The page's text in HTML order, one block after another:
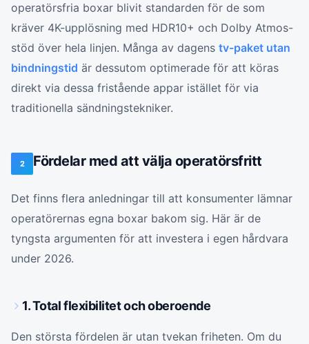
operatörsfria boxar blivit standarden för de som
kräver 4K-upplösning med HDR10+ och Dolby Atmos-
stöd över hela linjen. Många av dagens tv-paket utan
bindningstid är dessutom optimerade för att köras
direkt via dessa fristående appar istället för via
traditionella sändningstekniker.
2 Fördelar med att välja operatörsfritt
Det finns flera anledningar till att konsumenter lämnar
operatörernas egna boxar bakom sig. Här är de
tyngsta argumenten för att investera i egen hårdvara
under 2026.
1. Total flexibilitet och oberoende
Den största fördelen är utan tvekan friheten. Om du